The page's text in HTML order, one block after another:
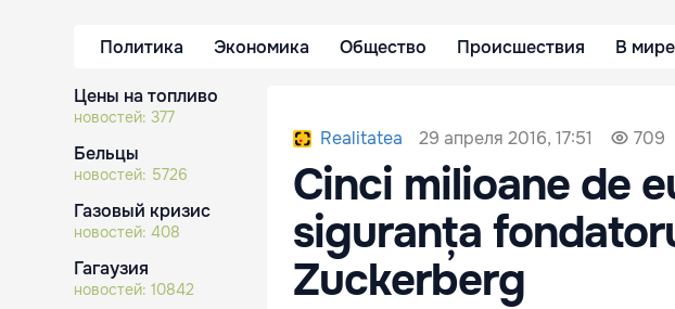
Политика Экономика Общество Происшествия В мире
Цены на топливо
новостей: 377
Бельцы
новостей: 5726
Газовый кризис
новостей: 408
Гагаузия
новостей: 10842
Realitatea 29 апреля 2016, 17:51 709
Cinci milioane de
siguranța
Zuckerberg